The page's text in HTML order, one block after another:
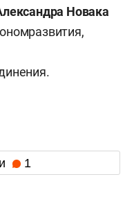
Новака
1